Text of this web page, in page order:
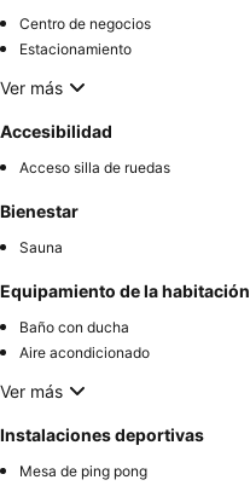
Centro de negocios
Estacionamiento
Ver más
Accesibilidad
Acceso silla de ruedas
Bienestar
Sauna
Equipamiento de la habitación
Baño con ducha
Aire acondicionado
Ver más
Instalaciones deportivas
Mesa de ping pong